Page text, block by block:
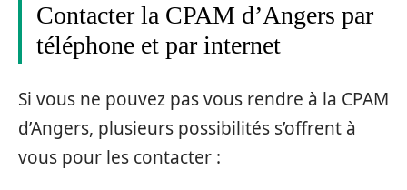
Contacter la CPAM d’Angers par
téléphone et par internet
Si vous ne pouvez pas vous rendre à la CPAM
d’Angers, plusieurs possibilités s’offrent à
vous pour les contacter :